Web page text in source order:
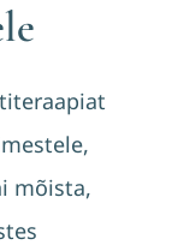
mõista,